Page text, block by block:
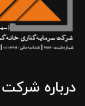
درباره شرکت